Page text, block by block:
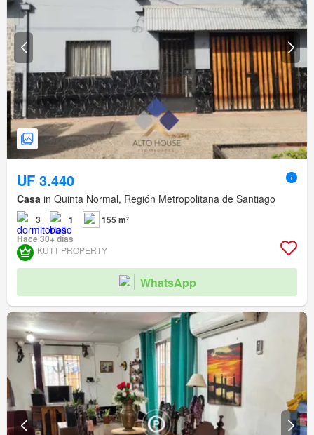
UF 3.440
Casa in Quinta Normal, Región Metropolitana de Santiago
3 1
155 m²
Hace 30+ días
KUTT PROPERTY
WhatsApp